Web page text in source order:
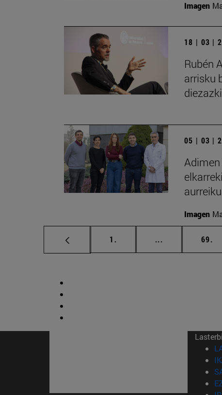
Imagen
18 | 03 |
Rubén
arrisku
05 | 03 |
Imagen
1. ... Tarteko 69.